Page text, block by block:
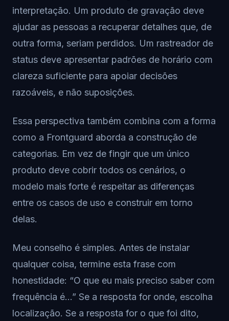
interpretação. Um produto de gravação deve
ajudar as pessoas a recuperar detalhes que, de
outra forma, seriam perdidos. Um rastreador de
status deve apresentar padrões de horário com
clareza suficiente para apoiar decisões
razoáveis, e não suposições.
Essa perspectiva também combina com a forma
como a Frontguard aborda a construção de
categorias. Em vez de fingir que um único
produto deve cobrir todos os cenários, o
modelo mais forte é respeitar as diferenças
entre os casos de uso e construir em torno
delas.
Meu conselho é simples. Antes de instalar
qualquer coisa, termine esta frase com
honestidade: “O que eu mais preciso saber com
frequência é...” Se a resposta for onde, escolha
localização. Se a resposta for o que foi dito,